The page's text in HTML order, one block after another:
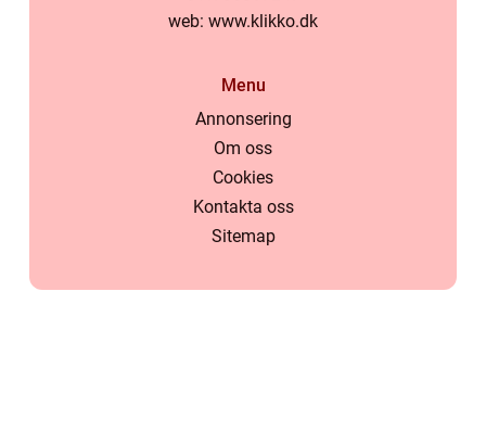
web: www.klikko.dk
Menu
Annonsering
Om oss
Cookies
Kontakta oss
Sitemap